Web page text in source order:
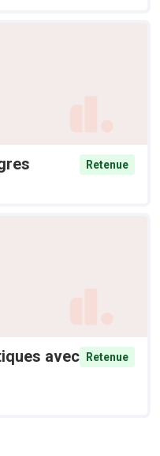
Retenue
avec
Retenue